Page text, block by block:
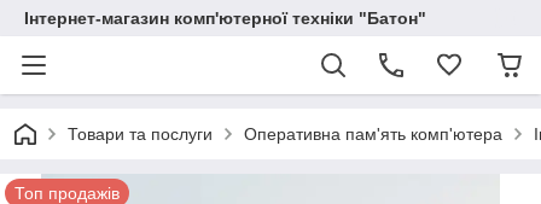
Інтернет-магазин комп'ютерної техніки "Батон"
Товари та послуги Оперативна пам'ять комп'ютера
Топ продажів